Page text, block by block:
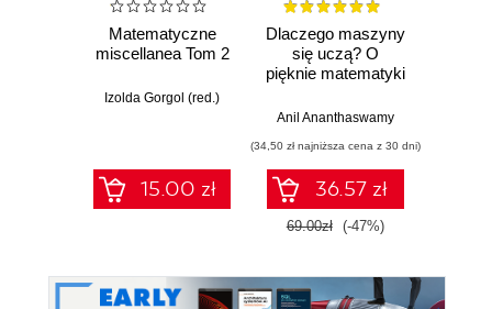
Matematyczne
miscellanea Tom 2
Izolda Gorgol (red.)
15.00 zł
Dlaczego maszyny
się uczą? O
pięknie matematyki
współczesnej
inteligencji
Anil Ananthaswamy
(34,50 zł najniższa cena z 30 dni)
36.57 zł
69.00zł (-47%)